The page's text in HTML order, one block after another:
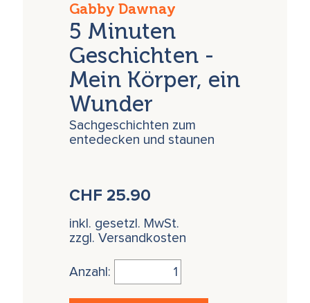
Gabby Dawnay
5 Minuten
Geschichten -
Mein Körper, ein
Wunder
Sachgeschichten zum
entedecken und staunen
CHF25.90
inkl. gesetzl. MwSt.
zzgl. Versandkosten
Anzahl: